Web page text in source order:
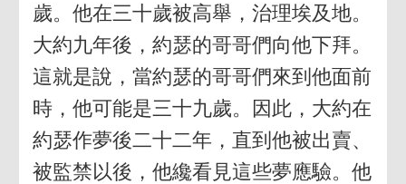
歲。他在三十歲被高舉，治理埃及地。
大約九年後，約瑟的哥哥們向他下拜。
這就是說，當約瑟的哥哥們來到他面前
時，他可能是三十九歲。因此，大約在
約瑟作夢後二十二年，直到他被出賣、
被監禁以後，他纔看見這些夢應驗。他